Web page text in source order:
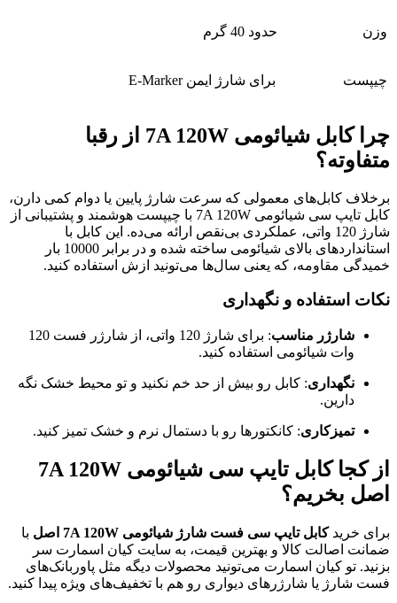
وزن حدود 40 گرم
چیپست E-Marker برای شارژ ایمن
چرا کابل شیائومی 7A 120W از رقبا
متفاوته؟
برخلاف کابل‌های معمولی که سرعت شارژ پایین یا دوام کمی دارن،
کابل تایپ سی شیائومی 7A 120W با چیپست هوشمند و پشتیبانی از
شارژ 120 واتی، عملکردی بی‌نقص ارائه می‌ده. این کابل با
استانداردهای بالای شیائومی ساخته شده و در برابر 10000 بار
خمیدگی مقاومه، که یعنی سال‌ها می‌تونید ازش استفاده کنید.
نکات استفاده و نگهداری
شارژر مناسب
: برای شارژ 120 واتی، از شارژر فست 120
وات شیائومی استفاده کنید.
نگهداری: کابل رو بیش از حد خم نکنید و تو محیط خشک نگه
دارین.
تمیزکاری: کانکتورها رو با دستمال نرم و خشک تمیز کنید.
از کجا کابل تایپ سی شیائومی 7A 120W
اصل بخریم؟
برای خریدکابل تایپ سی فست شارژ شیائومی 7A 120W اصل
با
ضمانت اصالت کالا و بهترین قیمت، به سایت کیان اسمارت سر
بزنید. تو کیان اسمارت می‌تونید محصولات دیگه مثل پاوربانک‌های
فست شارژ یا شارژرهای دیواری رو هم با تخفیف‌های ویژه پیدا کنید.